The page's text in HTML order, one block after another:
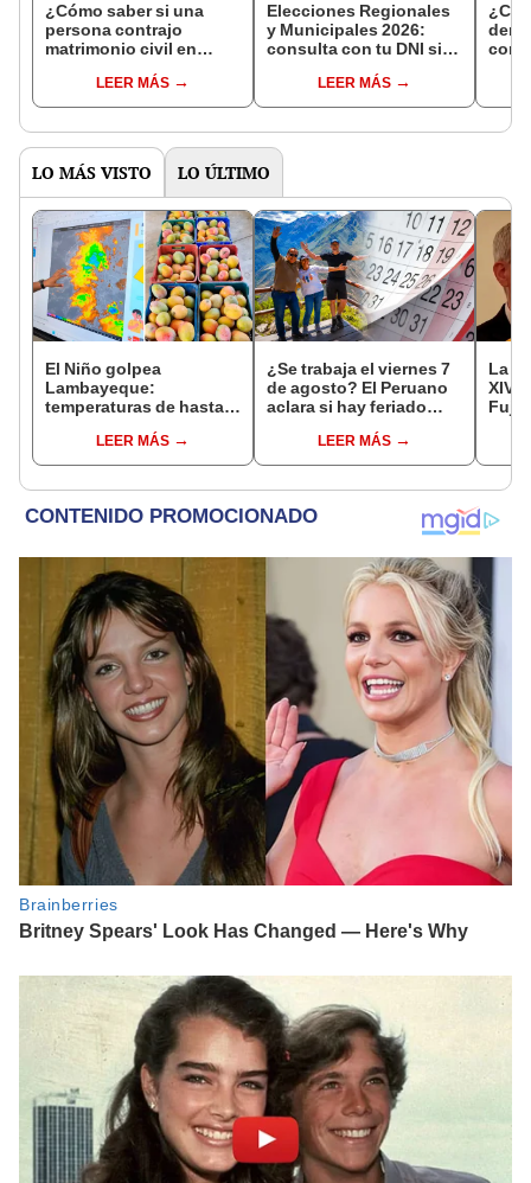
¿Cómo saber si una
persona contrajo
matrimonio civil en
LEER MÁS
Elecciones Regionales
y Municipales 2026:
consulta con tu DNI si
de mesa para este 4 de
octubre en el link oficial
LEER MÁS
con
LO MÁS VISTO LO ÚLTIMO
El Niño golpea
Lambayeque:
temperaturas de hasta
producción de mango y
palta
LEER MÁS
¿Se trabaja el viernes 7
de agosto? El Peruano
aclara si hay feriado
del 6 de agosto
LEER MÁS
La
XIV